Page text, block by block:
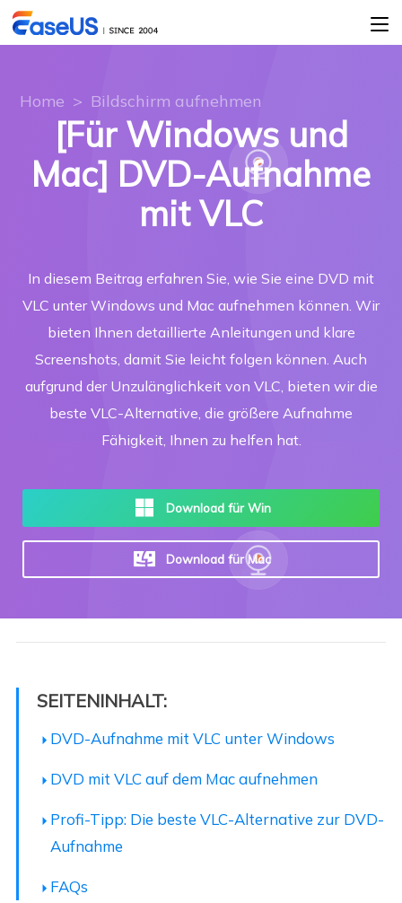
Home > Bildschirm aufnehmen
[Für Windows und
Mac] DVD-Aufnahme
mit VLC
In diesem Beitrag erfahren Sie, wie Sie eine DVD mit
VLC unter Windows und Mac aufnehmen können. Wir
bieten Ihnen detaillierte Anleitungen und klare
Screenshots, damit Sie leicht folgen können. Auch
aufgrund der Unzulänglichkeit von VLC, bieten wir die
beste VLC-Alternative, die größere Aufnahme
Fähigkeit, Ihnen zu helfen hat.
Download für Win
Download für Mac
SEITENINHALT:
DVD-Aufnahme mit VLC unter Windows
DVD mit VLC auf dem Mac aufnehmen
Profi-Tipp: Die beste VLC-Alternative zur DVD-
Aufnahme
FAQs